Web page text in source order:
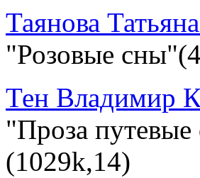
Таянова
"Розовые
Тен Владимир
"Проза путевые
(1029k,14)